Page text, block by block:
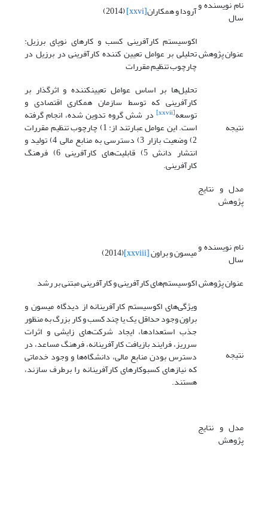
نام نویسنده و
سال آرودا و همکاران[xxvi]
(2014)
عنوان پژوهش
اکوسیستم کارآفرینی کسب و کارهای نوپای برزیل:
تحلیلی بر عوامل تعیین کننده کارآفرینی در برزیل در
چارچوب تنظیم مقررات
نتیجه
تحلیل‌ها بر اساس عوامل تعیین­کننده و اثرگذار بر
کارآفرینی که توسط سازمان همکاری اقتصادی و
توسعه[xxvii] در شش گروه تدوین شده، انجام گرفته
است. این عوامل عبارتند از: 1) چارچوب تنظیم مقررات
2) وضعیت بازار 3) دسترسی به منابع مالی 4) تولید و
انتشار دانش 5) قابلیت‌های کارآفرینی 6) فرهنگ
کارآفرینی.
مدل و نتایج
پژوهش
نام نویسنده و
سال میسون و براون[xxviii]
(2014)
عنوان پژوهشاکوسیستم‌های کارآفرینی و کارآفرینی مبتنی بر رشد
نتیجه
ویژگی‌های اکوسیستم کارآفرینانه از دیدگاه میسون و
براون وجود حداقل یک یا چند کسب و کار بزرگ به منظور
جذب استعدادها، ایجاد شرکت‌های زایشی و اثرات
سرریز، فرایند بازیافت کارآفرینانه، فرهنگ مساعد، در
دسترس بودن منابع مالی، دانشگاه‌ها و وجود خدماتی
که نیازهای کسب­و­کارهای کارآفرینانه را برطرف سازند،
هستند.
مدل و نتایج
پژوهش